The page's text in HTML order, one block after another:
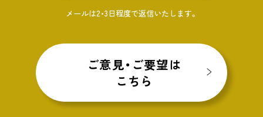
メールは2・3日程度で返信いたします。
ご意見・ご要望は
こちら